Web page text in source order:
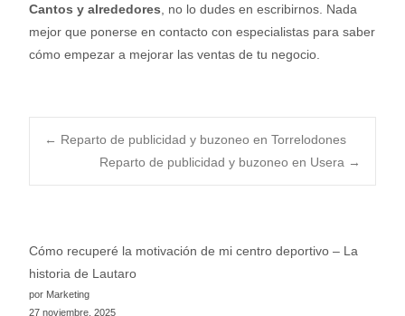
Cantos y alrededores , no lo dudes en escribirnos. Nada
mejor que ponerse en contacto con especialistas para saber
cómo empezar a mejorar las ventas de tu negocio.
Post
← Reparto de publicidad y buzoneo en Torrelodones
Reparto de publicidad y buzoneo en Usera →
Cómo recuperé la motivación de mi centro deportivo – La
historia de Lautaro
por Marketing
27 noviembre, 2025